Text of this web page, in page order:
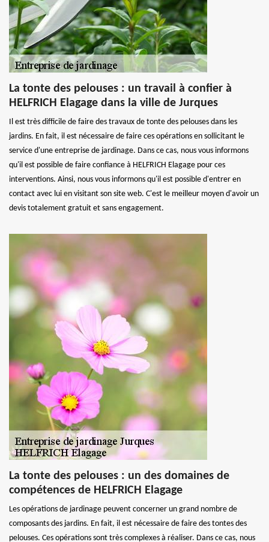
La tonte des pelouses : un travail à confier à
HELFRICH Elagage dans la ville de Jurques
Il est très difficile de faire des travaux de tonte des pelouses dans les
jardins. En fait, il est nécessaire de faire ces opérations en sollicitant le
service d'une entreprise de jardinage. Dans ce cas, nous vous informons
qu'il est possible de faire confiance à HELFRICH Elagage pour ces
interventions. Ainsi, nous vous informons qu'il est possible d'entrer en
contact avec lui en visitant son site web. C'est le meilleur moyen d'avoir un
devis totalement gratuit et sans engagement.
La tonte des pelouses : un des domaines de
compétences de HELFRICH Elagage
Les opérations de jardinage peuvent concerner un grand nombre de
composants des jardins. En fait, il est nécessaire de faire des tontes des
pelouses. Ces opérations sont très complexes à réaliser. Dans ce cas, nous